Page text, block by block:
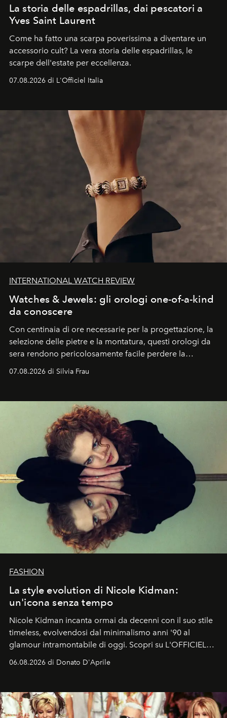
La storia delle espadrillas, dai pescatori a
Yves Saint Laurent
Come ha fatto una scarpa poverissima a diventare un
accessorio cult? La vera storia delle espadrillas, le
scarpe dell'estate per eccellenza.
07.08.2026 di L'Officiel Italia
INTERNATIONAL WATCH REVIEW
Watches & Jewels: gli orologi one-of-a-kind
da conoscere
Con centinaia di ore necessarie per la progettazione, la
selezione delle pietre e la montatura, questi orologi da
sera rendono pericolosamente facile perdere la
07.08.2026 di Silvia Frau
FASHION
La style evolution di Nicole Kidman:
un'icona senza tempo
Nicole Kidman incanta ormai da decenni con il suo stile
timeless, evolvendosi dal minimalismo anni '90 al
glamour intramontabile di oggi. Scopri su L'OFFICIEL
06.08.2026 di Donato D'Aprile